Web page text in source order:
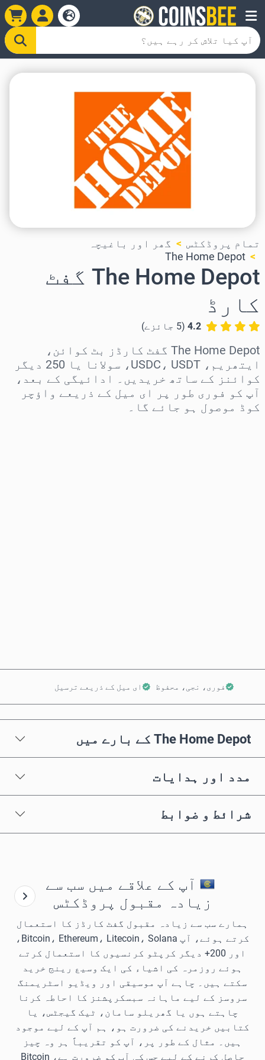
تمام پروڈکٹس
گھر اور باغیچہ
The Home Depot
The Home Depot گفٹ
کارڈ
4.2
(
5 جائزے)
The Home Depot گفٹ کارڈز بٹ کوائن،
ایتھریم، USDC، USDT، سولانا یا 250 دیگر
کوائنز کے ساتھ خریدیں۔ ادائیگی کے بعد،
آپ کو فوری طور پر ای میل کے ذریعے واؤچر
کوڈ موصول ہو جائے گا۔
فوری، نجی، محفوظ ای میل کے ذریعے ترسیل
The Home Depot کے بارے میں
مدد اور ہدایات
شرائط و ضوابط
آپ کے علاقے میں سب سے
زیادہ مقبول پروڈکٹس
ہمارے سب سے زیادہ مقبول گفٹ کارڈز کا استعمال
کرتے ہوئے، آپ Bitcoin، Ethereum، Litecoin، Solana،
اور 200+ دیگر کرپٹو کرنسیوں کا استعمال کرتے
ہوئے روزمرہ کی اشیاء کی ایک وسیع رینج خرید
سکتے ہیں۔ چاہے آپ موسیقی اور ویڈیو اسٹریمنگ
سروسز کے لیے ماہانہ سبسکرپشنز کا احاطہ کرنا
چاہتے ہوں یا گھریلو سامان، ٹیک گیجٹس، یا
کتابیں خریدنے کی ضرورت ہو، ہم آپ کے لیے موجود
ہیں۔ مثال کے طور پر، آپ کو تقریباً ہر وہ چیز
حاصل کرنے کے لیے جس کی آپ کو ضرورت ہے، Bitcoin